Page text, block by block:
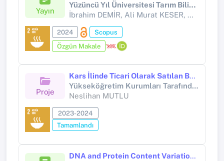
Yayın
Yüzüncü Yıl Üniversitesi Tarım Bilimleri Dergisi
İbrahim DEMİR, Ali Murat KESER,
Mustafa
2024
Scopus
Özgün Makale
Proje
Kars İlinde Ticari Olarak Satılan Balların Melissopalinolojik, Antibakteriyel ve Kalite Niteliklerinin Analizi
Yükseköğretim Kurumları Tarafından Destekli Bilimsel Araştırma Projesi (Yükseköğretim Kurumları tarafından destekli bilimsel araştırma projesi)
Neslihan MUTLU
2023-2024
Tamamlandı
DNA and Protein Content Variations of Pea (Pisum sativum L.) Genotypes.